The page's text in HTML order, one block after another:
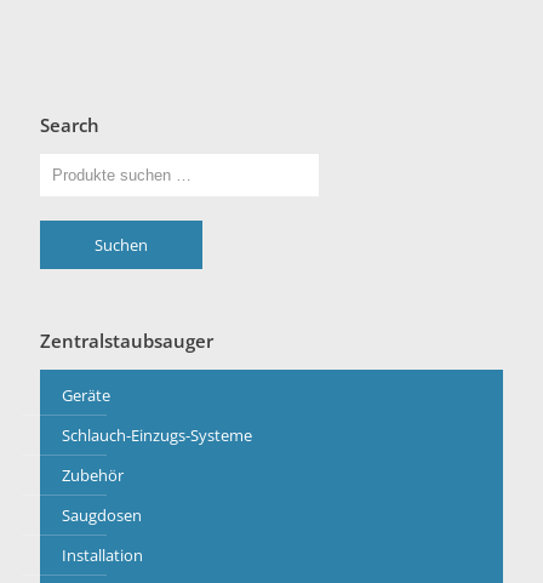
Search
Suchen
Zentralstaubsauger
Geräte
Schlauch-Einzugs-Systeme
Zubehör
Saugdosen
Installation